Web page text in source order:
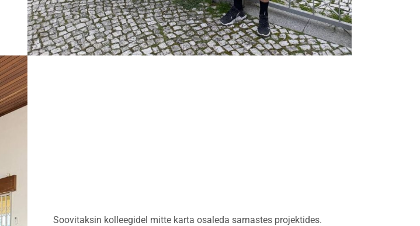
Soovitaksin kolleegidel mitte karta osaleda sarnastes projektides.